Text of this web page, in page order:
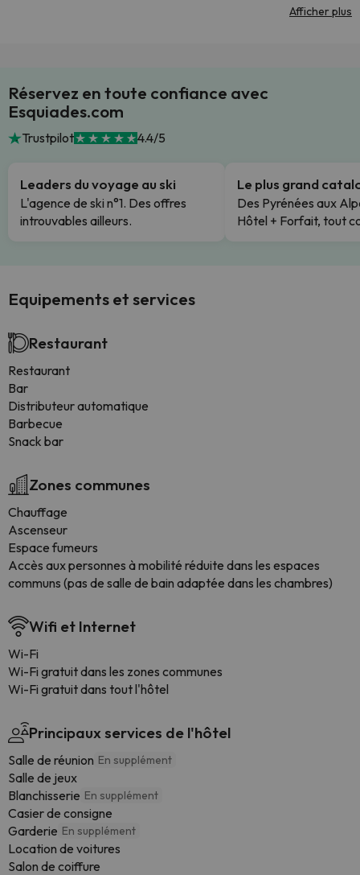
Afficher plus
Réservez en toute confiance avec
Esquiades.com
Trustpilot 4.4/5
Leaders du voyage au ski
L'agence de ski n°1. Des offres
introuvables ailleurs.
Le plus grand
Des Pyrénées aux
Hôtel + Forfait, tout
Equipements et services
Restaurant
Restaurant
Bar
Distributeur automatique
Barbecue
Snack bar
Zones communes
Chauffage
Ascenseur
Espace fumeurs
Accès aux personnes à mobilité réduite dans les espaces
communs (pas de salle de bain adaptée dans les chambres)
Wifi et Internet
Wi-Fi
Wi-Fi gratuit dans les zones communes
Wi-Fi gratuit dans tout l'hôtel
Principaux services de l'hôtel
Salle de réunion En supplément
Salle de jeux
Blanchisserie En supplément
Casier de consigne
Garderie En supplément
Location de voitures
Salon de coiffure